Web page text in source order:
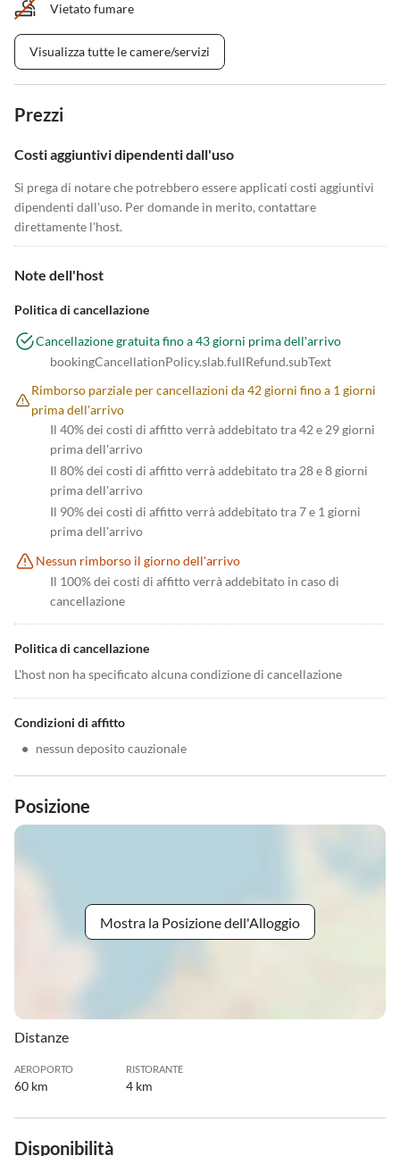
Vietato fumare
Visualizza tutte le camere/servizi
Prezzi
Costi aggiuntivi dipendenti dall'uso
Si prega di notare che potrebbero essere applicati costi aggiuntivi
dipendenti dall'uso. Per domande in merito, contattare
direttamente l'host.
Note dell'host
Politica di cancellazione
Cancellazione gratuita fino a 43 giorni prima dell'arrivo
bookingCancellationPolicy.slab.fullRefund.subText
Rimborso parziale per cancellazioni da 42 giorni fino a 1 giorni
prima dell'arrivo
Il 40% dei costi di affitto verrà addebitato tra 42 e 29 giorni
prima dell'arrivo
Il 80% dei costi di affitto verrà addebitato tra 28 e 8 giorni
prima dell'arrivo
Il 90% dei costi di affitto verrà addebitato tra 7 e 1 giorni
prima dell'arrivo
Nessun rimborso il giorno dell'arrivo
Il 100% dei costi di affitto verrà addebitato in caso di
cancellazione
Politica di cancellazione
L'host non ha specificato alcuna condizione di cancellazione
Condizioni di affitto
• nessun deposito cauzionale
Posizione
Mostra la Posizione dell'Alloggio
Distanze
AEROPORTO
60 km
RISTORANTE
4 km
Disponibilità